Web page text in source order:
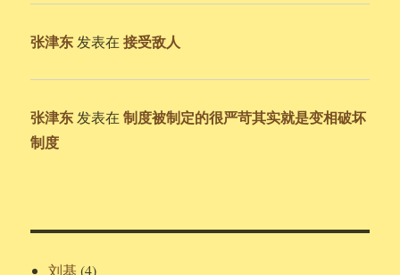
张津东 发表在接受敌人
张津东 发表在制度被制定的很严苛其实就是变相破坏
制度
刘基 (4)